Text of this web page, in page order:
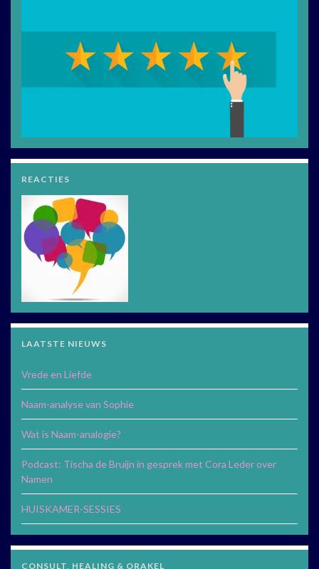
REACTIES
LAATSTE NIEUWS
Vrede en Liefde
Naam-analyse van Sophie
Wat is Naam-analogie?
Podcast: Tischa de Bruijn in gesprek met Cora Leder over
Namen
HUISKAMER-SESSIES
CONSULT, HEALING & ORAKEL